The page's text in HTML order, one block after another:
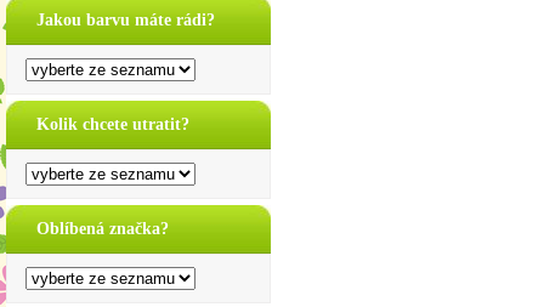
Jakou barvu máte rádi?
Kolik chcete utratit?
Oblíbená značka?